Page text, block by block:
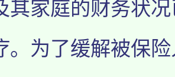
其家庭的财务状
。为了缓解被保